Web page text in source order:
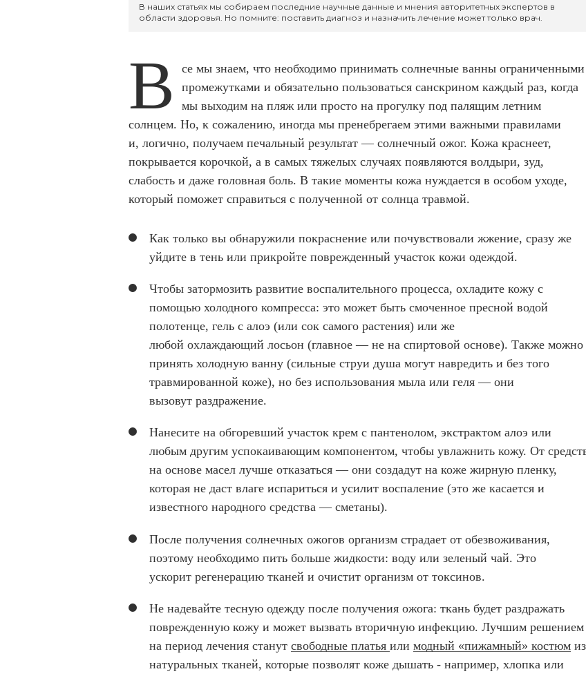
В наших статьях мы собираем последние научные данные и мнения авторитетных экспертов в
области здоровья. Но помните: поставить диагноз и назначить лечение может только врач.
В
се мы знаем, что необходимо принимать солнечные ванны ограниченными
промежутками и обязательно пользоваться санскрином каждый раз, когда
мы выходим на пляж или просто на прогулку под палящим летним
солнцем. Но, к сожалению, иногда мы пренебрегаем этими важными правилами
и, логично, получаем печальный результат — солнечный ожог. Кожа краснеет,
покрывается корочкой, а в самых тяжелых случаях появляются волдыри, зуд,
слабость и даже головная боль. В такие моменты кожа нуждается в особом уходе,
который поможет справиться с полученной от солнца травмой.
Как только вы обнаружили покраснение или почувствовали жжение, сразу же
уйдите в тень или прикройте поврежденный участок кожи одеждой.
Чтобы затормозить развитие воспалительного процесса, охладите кожу с
помощью холодного компресса: это может быть смоченное пресной водой
полотенце, гель с алоэ (или сок самого растения) или же
любой охлаждающий лосьон (главное — не на спиртовой основе). Также можно
принять холодную ванну (сильные струи душа могут навредить и без того
травмированной коже), но без использования мыла или геля — они
вызовут раздражение.
Нанесите на обгоревший участок крем с пантенолом, экстрактом алоэ или
любым другим успокаивающим компонентом, чтобы увлажнить кожу. От
на основе масел лучше отказаться — они создадут на коже жирную пленку,
которая не даст влаге испариться и усилит воспаление (это же касается и
известного народного средства — сметаны).
После получения солнечных ожогов организм страдает от обезвоживания,
поэтому необходимо пить больше жидкости: воду или зеленый чай. Это
ускорит регенерацию тканей и очистит организм от токсинов.
Не надевайте тесную одежду после получения ожога: ткань будет раздражать
поврежденную кожу и может вызвать вторичную инфекцию. Лучшим решением
на период лечения станут свободные платья или модный «пижамный» костюм из
натуральных тканей, которые позволят коже дышать - например, хлопка или